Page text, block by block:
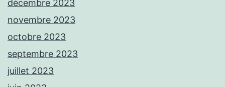
décembre 2023
novembre 2023
octobre 2023
septembre 2023
juillet 2023